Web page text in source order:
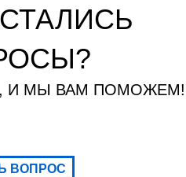
И МЫ ВАМ ПОМОЖЕМ!
ВОПРОС